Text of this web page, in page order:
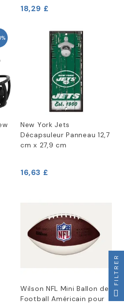
18,29 £
New York Jets
Décapsuleur Panneau 12,7
cm x 27,9 cm
16,63 £
Wilson NFL Mini Ballon de
Football Américain pour
FILTRER